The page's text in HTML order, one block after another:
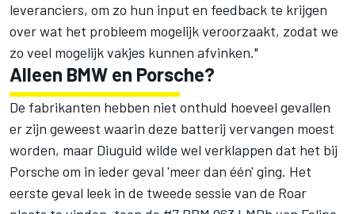
leveranciers, om zo hun input en feedback te krijgen
over wat het probleem mogelijk veroorzaakt, zodat we
zo veel mogelijk vakjes kunnen afvinken."
Alleen BMW en Porsche?
De fabrikanten hebben niet onthuld hoeveel gevallen
er zijn geweest waarin deze batterij vervangen moest
worden, maar Diuguid wilde wel verklappen dat het bij
Porsche om in ieder geval 'meer dan één' ging. Het
eerste geval leek in de tweede sessie van de Roar